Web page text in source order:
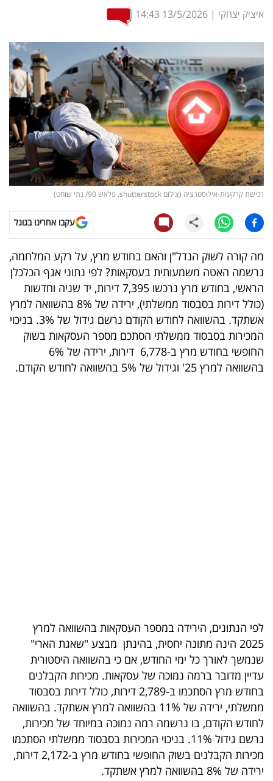
משפט
מדדים
ומחקרים
דעות
רכילות
עסקית
קריפטו
ויראלי
טלוויזיה
עסקי
ספורט
קריירה
ולימודים
מינויים
רייטינג
פודקאסט
40
UNDER
40
שיתופי
פעולה
איציק יצחקי |
13/5/2026
14:43
רכישת קרקעות-אילוסטרציה (צילום shutterstock, פלאש 90/ נתי שוחט)
עקבו אחרינו בגוגל
מה קורה לשוק הנדל"ן והאם בחודש מרץ, על רקע המלחמה,
נרשמה האטה משמעותית בעסקאות? לפי נתוני אגף הכלכלן
הראשי, בחודש מרץ נרכשו 7,395 דירות, יד שניה וחדשות
(כולל דירות בסבסוד ממשלתי), ירידה של 8% בהשוואה למרץ
אשתקד. בהשוואה לחודש הקודם נרשם גידול של 3%. בניכוי
המכירות בסבסוד ממשלתי הסתכם מספר העסקאות בשוק
החופשי בחודש מרץ ב-6,778 דירות, ירידה של 6%
בהשוואה למרץ 25' וגידול של 5% בהשוואה לחודש הקודם.
לפי הנתונים, הירידה במספר העסקאות בהשוואה למרץ
2025 הינה מתונה יחסית, בהינתן מבצע "שאגת הארי"
שנמשך לאורך כל ימי החודש, אם כי בהשוואה היסטורית
עדיין מדובר ברמה נמוכה של עסקאות. מכירות הקבלנים
בחודש מרץ הסתכמו ב-2,789 דירות, כולל דירות בסבסוד
ממשלתי, ירידה של 11% בהשוואה למרץ אשתקד. בהשוואה
לחודש הקודם, בו נרשמה רמה נמוכה במיוחד של מכירות,
נרשם גידול 11%. בניכוי המכירות בסבסוד ממשלתי הסתכמו
מכירות הקבלנים בשוק החופשי בחודש מרץ ב-2,172 דירות,
ירידה של 8% בהשוואה למרץ אשתקד.